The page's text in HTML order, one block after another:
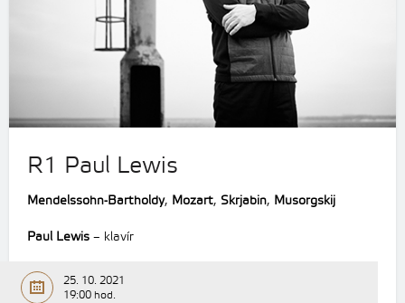
R1 Paul Lewis
Mendelssohn-Bartholdy, Mozart, Skrjabin, Musorgskij
Paul Lewis – klavír
25. 10. 2021
19:00 hod.